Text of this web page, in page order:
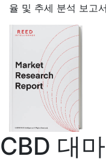
율 및 추세 분석 보고
CBD 대